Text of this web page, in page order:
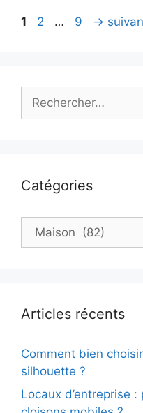
Page
1 Page
2 … Page
9 →
Catégories
Catégories
Articles récents
Comment bien
silhouette ?
Locaux d’entreprise